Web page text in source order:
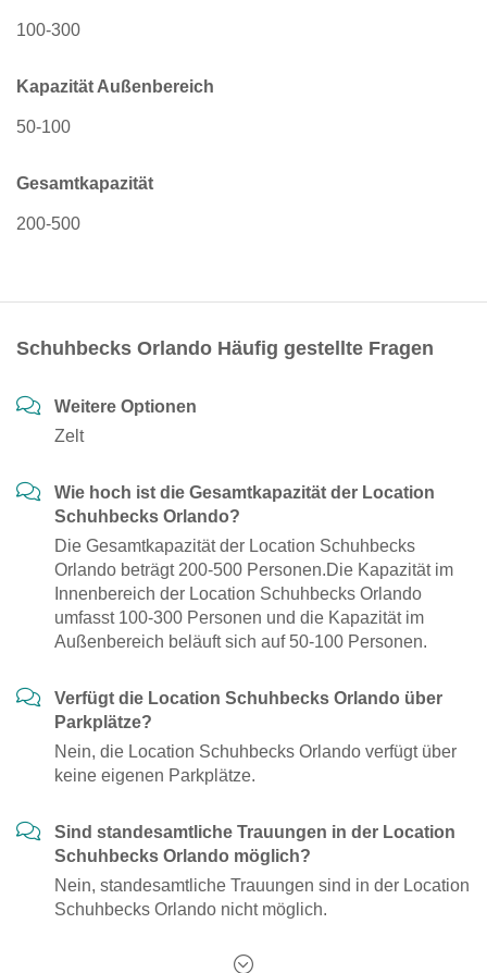
100-300
Kapazität Außenbereich
50-100
Gesamtkapazität
200-500
Schuhbecks Orlando Häufig gestellte Fragen
Weitere Optionen
Zelt
Wie hoch ist die Gesamtkapazität der Location
Schuhbecks Orlando?
Die Gesamtkapazität der Location Schuhbecks
Orlando beträgt 200-500 Personen.Die Kapazität im
Innenbereich der Location Schuhbecks Orlando
umfasst 100-300 Personen und die Kapazität im
Außenbereich beläuft sich auf 50-100 Personen.
Verfügt die Location Schuhbecks Orlando über
Parkplätze?
Nein, die Location Schuhbecks Orlando verfügt über
keine eigenen Parkplätze.
Sind standesamtliche Trauungen in der Location
Schuhbecks Orlando möglich?
Nein, standesamtliche Trauungen sind in der Location
Schuhbecks Orlando nicht möglich.